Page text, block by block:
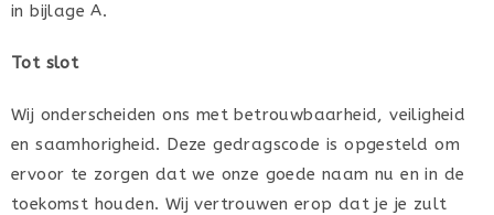
in bijlage A.
Tot slot
Wij onderscheiden ons met betrouwbaarheid, veiligheid
en saamhorigheid. Deze gedragscode is opgesteld om
ervoor te zorgen dat we onze goede naam nu en in de
toekomst houden. Wij vertrouwen erop dat je je zult